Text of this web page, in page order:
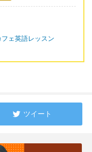
フェ英語レッスン
ツイート